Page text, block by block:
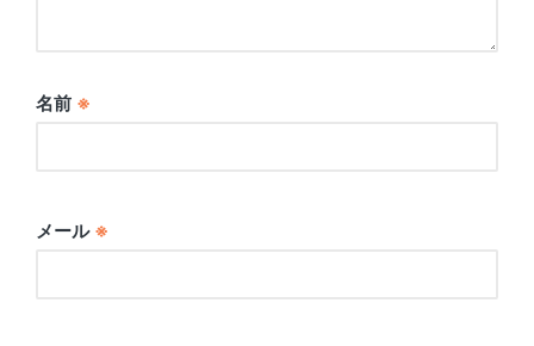
名前 ※
メール ※